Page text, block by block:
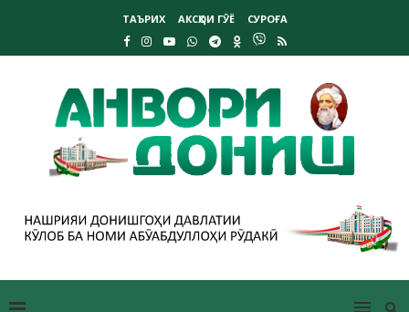
ТАЪРИХ АКСҲОИ ГӮЁ СУРОҒА